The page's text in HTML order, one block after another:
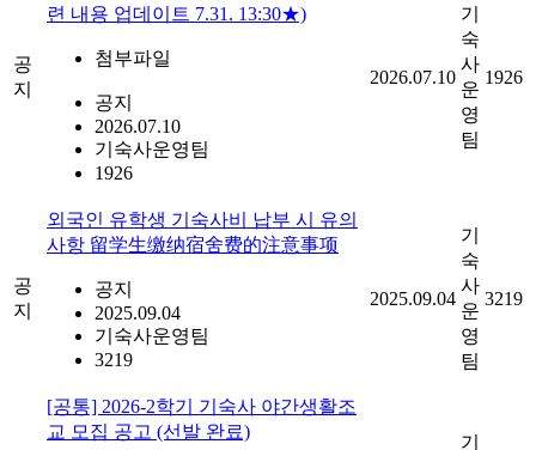
공
지
련 내용 업데이트 7.31. 13:30★)
첨부파일
공지
2026.07.10
기숙사운영팀
1926
2026.07.10
기
숙
사
운
영
팀
1926
공
지
외국인 유학생 기숙사비 납부 시 유의
사항 留学生缴纳宿舍费的注意事项
공지
2025.09.04
기숙사운영팀
3219
2025.09.04
기
숙
사
운
영
팀
3219
[공통] 2026-2학기 기숙사 야간생활조
교 모집 공고 (선발 완료)
기